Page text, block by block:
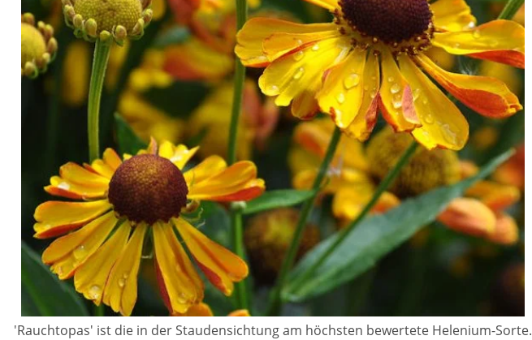
'Rauchtopas' ist die in der Staudensichtung am höchsten bewertete Helenium-Sorte.